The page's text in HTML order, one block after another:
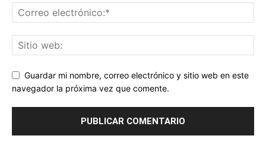
Guardar mi nombre, correo electrónico y sitio web en este
navegador la próxima vez que comente.